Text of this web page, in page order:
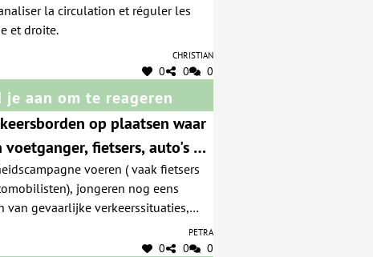
la circulation et réguler les
et droite.
Christian
0 0 0
je aan om te reageren
op plaatsen waar
fietsers, auto's en
steps zijn
voeren ( vaak fietsers
jongeren nog eens
van gevaarlijke verkeerssituaties,
en welke niet ( bv rotonde aan Belfius
Petra
0 0 0